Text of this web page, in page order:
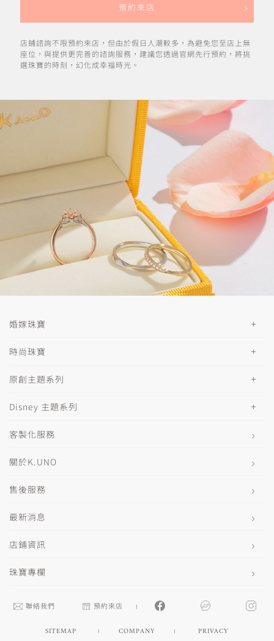
預約來店
店鋪諮詢不限預約來店，但由於假日人潮較多，為避免您至店上無
座位，與提供更完善的諮詢服務，建議您透過官網先行預約，將挑
選珠寶的時刻，幻化成幸福時光。
婚嫁珠寶
時尚珠寶
原創主題系列
Disney 主題系列
客製化服務
關於K.UNO
售後服務
最新消息
店鋪資訊
珠寶專欄
聯絡我們 預約來店
SITEMAP COMPANY PRIVACY